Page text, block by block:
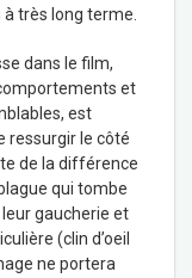
très long terme.
dans le film,
et
est
ressurgir le côté
de la différence
qui tombe
leur gaucherie et
(clin d’oeil
ne portera